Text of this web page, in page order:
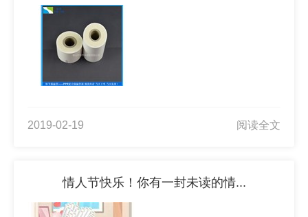
2019-02-19 阅读全文
情人节快乐！你有一封未读的情...